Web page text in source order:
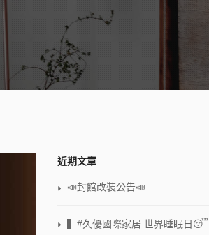
近期文章
📣封館改裝公告📣
▍#久優國際家居 世界睡眠日😴